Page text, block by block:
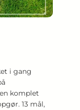
i gang
komplet
13 mål,